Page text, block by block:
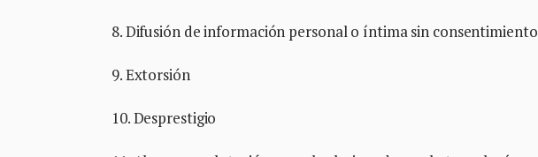
8. Difusión de información personal o íntima sin consentimiento
9. Extorsión
10. Desprestigio